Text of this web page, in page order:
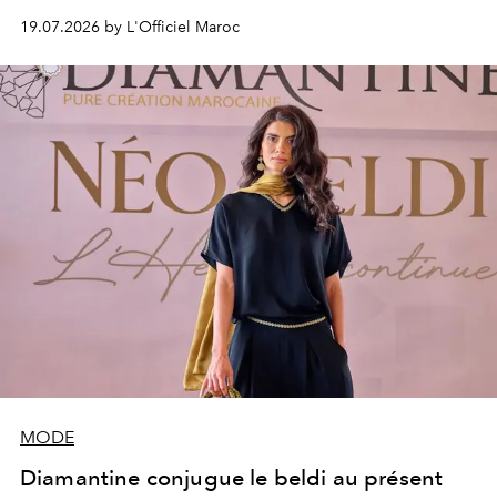
programmation pensée comme une succession de
rendez-vous avec l’océan.
19.07.2026 by L'Officiel Maroc
MODE
Diamantine conjugue le beldi au présent